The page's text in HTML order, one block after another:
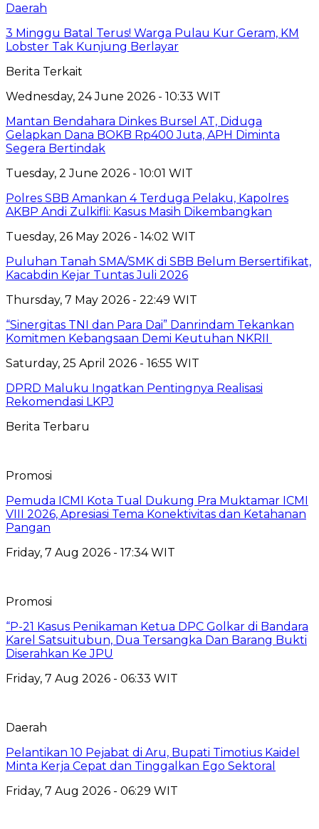
Daerah
3 Minggu Batal Terus! Warga Pulau Kur Geram, KM
Lobster Tak Kunjung Berlayar
Berita Terkait
Wednesday, 24 June 2026 - 10:33 WIT
Mantan Bendahara Dinkes Bursel AT, Diduga
Gelapkan Dana BOKB Rp400 Juta, APH Diminta
Segera Bertindak
Tuesday, 2 June 2026 - 10:01 WIT
Polres SBB Amankan 4 Terduga Pelaku, Kapolres
AKBP Andi Zulkifli: Kasus Masih Dikembangkan
Tuesday, 26 May 2026 - 14:02 WIT
Puluhan Tanah SMA/SMK di SBB Belum Bersertifikat,
Kacabdin Kejar Tuntas Juli 2026
Thursday, 7 May 2026 - 22:49 WIT
“Sinergitas TNI dan Para Dai” Danrindam Tekankan
Komitmen Kebangsaan Demi Keutuhan NKRII ‎
Saturday, 25 April 2026 - 16:55 WIT
DPRD Maluku Ingatkan Pentingnya Realisasi
Rekomendasi LKPJ
Berita Terbaru
Promosi
Pemuda ICMI Kota Tual Dukung Pra Muktamar ICMI
VIII 2026, Apresiasi Tema Konektivitas dan Ketahanan
Pangan
Friday, 7 Aug 2026 - 17:34 WIT
Promosi
“P-21 Kasus Penikaman Ketua DPC Golkar di Bandara
Karel Satsuitubun, Dua Tersangka Dan Barang Bukti
Diserahkan Ke JPU
Friday, 7 Aug 2026 - 06:33 WIT
Daerah
Pelantikan 10 Pejabat di Aru, Bupati Timotius Kaidel
Minta Kerja Cepat dan Tinggalkan Ego Sektoral
Friday, 7 Aug 2026 - 06:29 WIT